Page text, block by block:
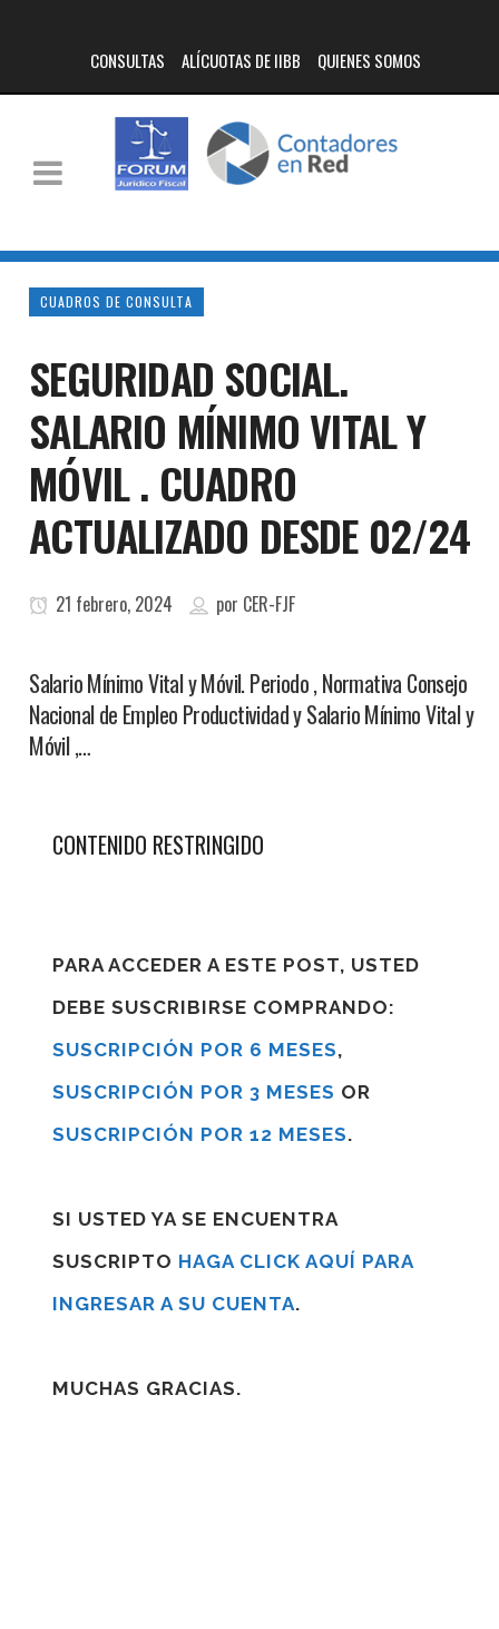
CONSULTAS ALÍCUOTAS DE IIBB QUIENES SOMOS
CUADROS DE CONSULTA
SEGURIDAD SOCIAL.
SALARIO MÍNIMO VITAL Y
MÓVIL . CUADRO
ACTUALIZADO DESDE 02/24
21 febrero, 2024 por CER-FJF
Salario Mínimo Vital y Móvil. Periodo , Normativa Consejo
Nacional de Empleo Productividad y Salario Mínimo Vital y
Móvil ,…
CONTENIDO RESTRINGIDO
PARA ACCEDER A ESTE POST, USTED
DEBE SUSCRIBIRSE COMPRANDO:
SUSCRIPCIÓN POR 6 MESES,
SUSCRIPCIÓN POR 3 MESES OR
SUSCRIPCIÓN POR 12 MESES.
SI USTED YA SE ENCUENTRA
SUSCRIPTO HAGA CLICK AQUÍ PARA
INGRESAR A SU CUENTA.
MUCHAS GRACIAS.